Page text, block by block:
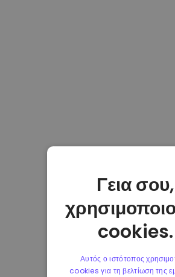
Γεια σου,
cookies.
Αυτός ο ιστότοπος
cookies για τη βελτίωση της